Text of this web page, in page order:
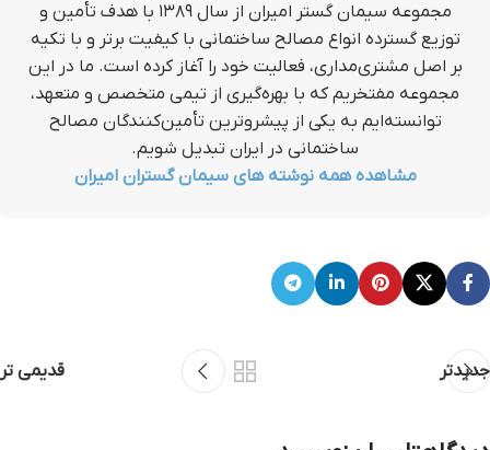
مجموعه سیمان گستر امیران از سال ۱۳۸۹ با هدف تأمین و
توزیع گسترده انواع مصالح ساختمانی با کیفیت برتر و با تکیه
بر اصل مشتری‌مداری، فعالیت خود را آغاز کرده است. ما در این
مجموعه مفتخریم که با بهره‌گیری از تیمی متخصص و متعهد،
توانسته‌ایم به یکی از پیشروترین تأمین‌کنندگان مصالح
ساختمانی در ایران تبدیل شویم.
مشاهده همه نوشته های سیمان گستران امیران
جدیدتر قدیمی تر